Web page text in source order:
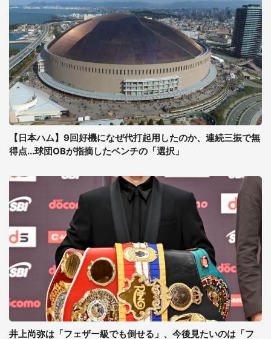
【日本ハム】9回好機になぜ代打起用したのか、連続三振で無
得点...球団OBが指摘したベンチの「選択」
井上尚弥は「フェザー級でも倒せる」、今後見たいのは「フ